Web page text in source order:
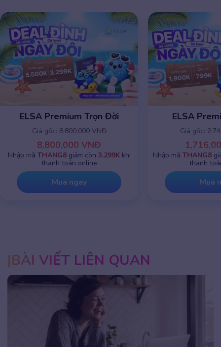
ELSA Premium Trọn Đời
Giá gốc: 8,800,000 VNĐ
8,800,000 VNĐ
Nhập mã THANG8giảm còn 3.299Kkhi
thanh toán online
Mua ngay
ELSA
Giá gốc:
Nhập mã THANG8
thanh
Mua
BÀI VIẾT LIÊN QUAN